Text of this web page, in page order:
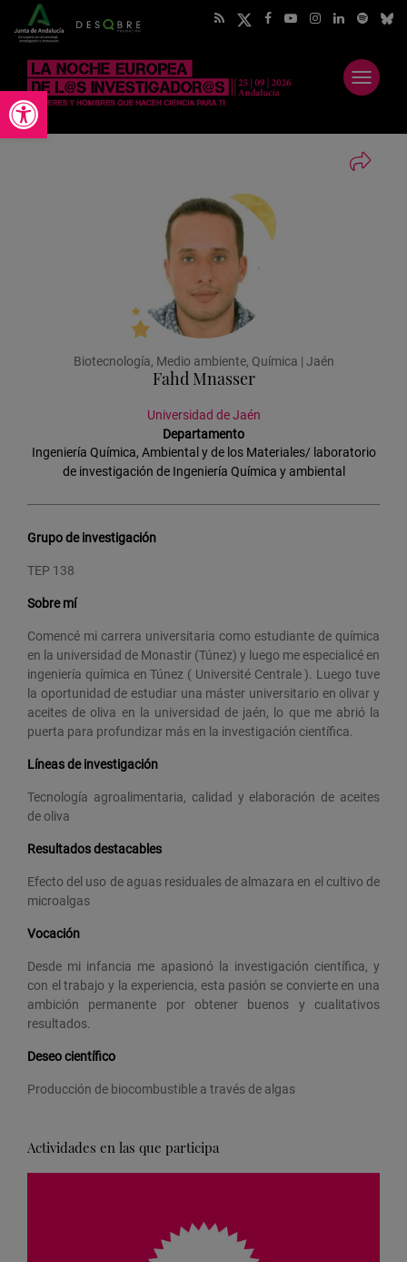
Abrir barra de herramientas
Abrir
menú
Biotecnología, Medio ambiente, Química | Jaén
Fahd Mnasser
Universidad de Jaén
Departamento
Ingeniería Química, Ambiental y de los Materiales/ laboratorio
de investigación de Ingeniería Química y ambiental
Grupo de investigación
TEP 138
Sobre mí
Comencé mi carrera universitaria como estudiante de química
en la universidad de Monastir (Túnez) y luego me especialicé en
ingeniería química en Túnez ( Université Centrale ). Luego tuve
la oportunidad de estudiar una máster universitario en olivar y
aceites de oliva en la universidad de jaén, lo que me abrió la
puerta para profundizar más en la investigación científica.
Líneas de investigación
Tecnología agroalimentaria, calidad y elaboración de aceites
de oliva
Resultados destacables
Efecto del uso de aguas residuales de almazara en el cultivo de
microalgas
Vocación
Desde mi infancia me apasionó la investigación científica, y
con el trabajo y la experiencia, esta pasión se convierte en una
ambición permanente por obtener buenos y cualitativos
resultados.
Deseo científico
Producción de biocombustible a través de algas
Actividades en las que participa